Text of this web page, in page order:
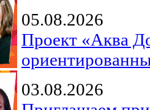
05.08.2026
Проект «Аква
03.08.2026